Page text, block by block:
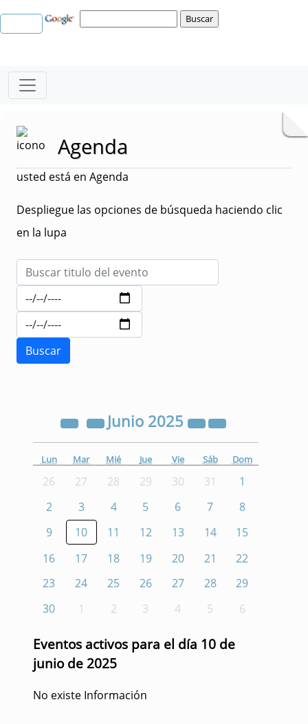
Agenda
usted está en Agenda
Despliegue las opciones de búsqueda haciendo clic
en la lupa
Junio 2025
Lun Mar Mié Jue Vie Sáb Dom
26 27 28 29 30 31
1
2
3 4 5 6 7
8
9
10 11 12 13 14
15
16
17 18 19 20 21
22
23
24 25 26 27 28
29
30
1 2 3 4 5 6
Eventos activos para el día 10 de
junio de 2025
No existe Información